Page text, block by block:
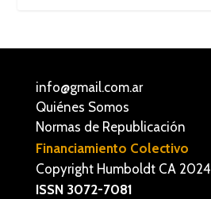
info@gmail.com.ar
Quiénes Somos
Normas de Republicación
Financiamiento Colectivo
Copyright Humboldt CA 2024
ISSN 3072-7081